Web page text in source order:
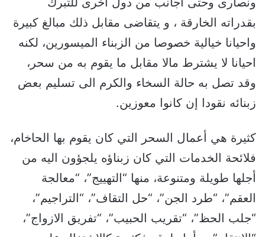
بقدراته الخارقة ، و يتقاضى مقابل ذلك مبالغ كبيرة
واحيانا خيالية خصوصا من الزبناء الميسورين، لكنه
احيانا لا يشترط مالا مقابل ما يقوم به من سحر،
وقد تصل به حالة السخاء والكرم الى تسليم بعض
زبنائه نقودا إن كانوا معوزين.
كثيرة هي أعمال السحر التي كان يقوم بها الحاخام،
فلائحة الخدمات التي كان زبناؤه يلجؤون اليه من
أجلها طويلة ومتنوعة، منها “التهييج”، “معالجة
العقم”، “طرد الجن”، “حل التقاف”، “التراجيم”،
“جلب الحظ”، “تقريب الحبيب”، “تفريق الازواج”،